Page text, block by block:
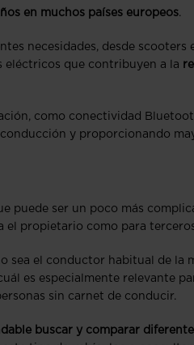
en muchos países europeos.
necesidades, desde
eléctricos que contribuyen a la
como conectividad
y proporcionando
puede ser un poco más
el propietario como para
sea el conductor habitual de la
es especialmente relevante
sin carnet de conducir.
buscar y comparar